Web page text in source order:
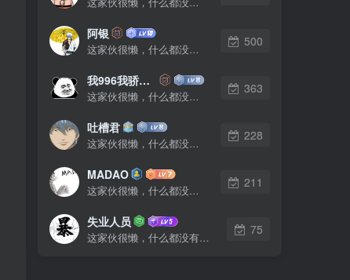
阿银
这家伙很懒，什么都没有写...
500
我996我骄傲了么
这家伙很懒，什么都没有写...
363
吐槽君
这家伙很懒，什么都没有写...
228
MADAO
这家伙很懒，什么都没有写...
211
失业人员
这家伙很懒，什么都没有写...
75